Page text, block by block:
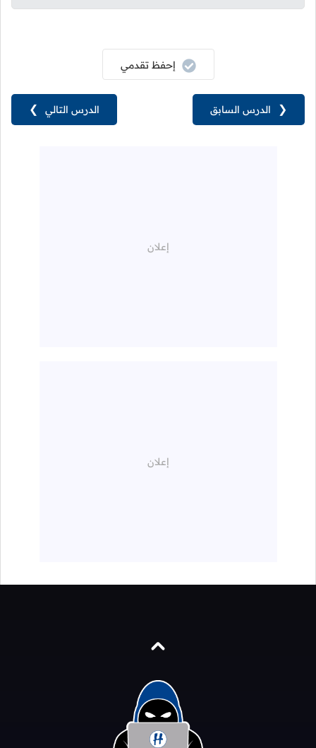
الدرس التالي ❯
إحفظ تقدمي
❮ الدرس السابق